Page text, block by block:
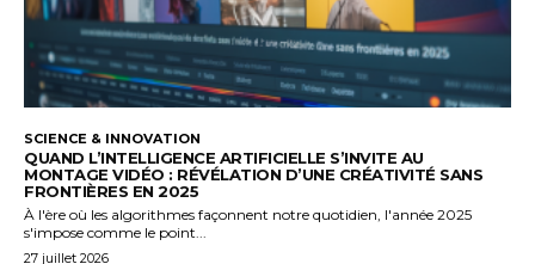
SCIENCE & INNOVATION
QUAND L’INTELLIGENCE ARTIFICIELLE S’INVITE AU
MONTAGE VIDÉO : RÉVÉLATION D’UNE CRÉATIVITÉ SANS
FRONTIÈRES EN 2025
À l'ère où les algorithmes façonnent notre quotidien, l'année 2025
s'impose comme le point...
27 juillet 2026